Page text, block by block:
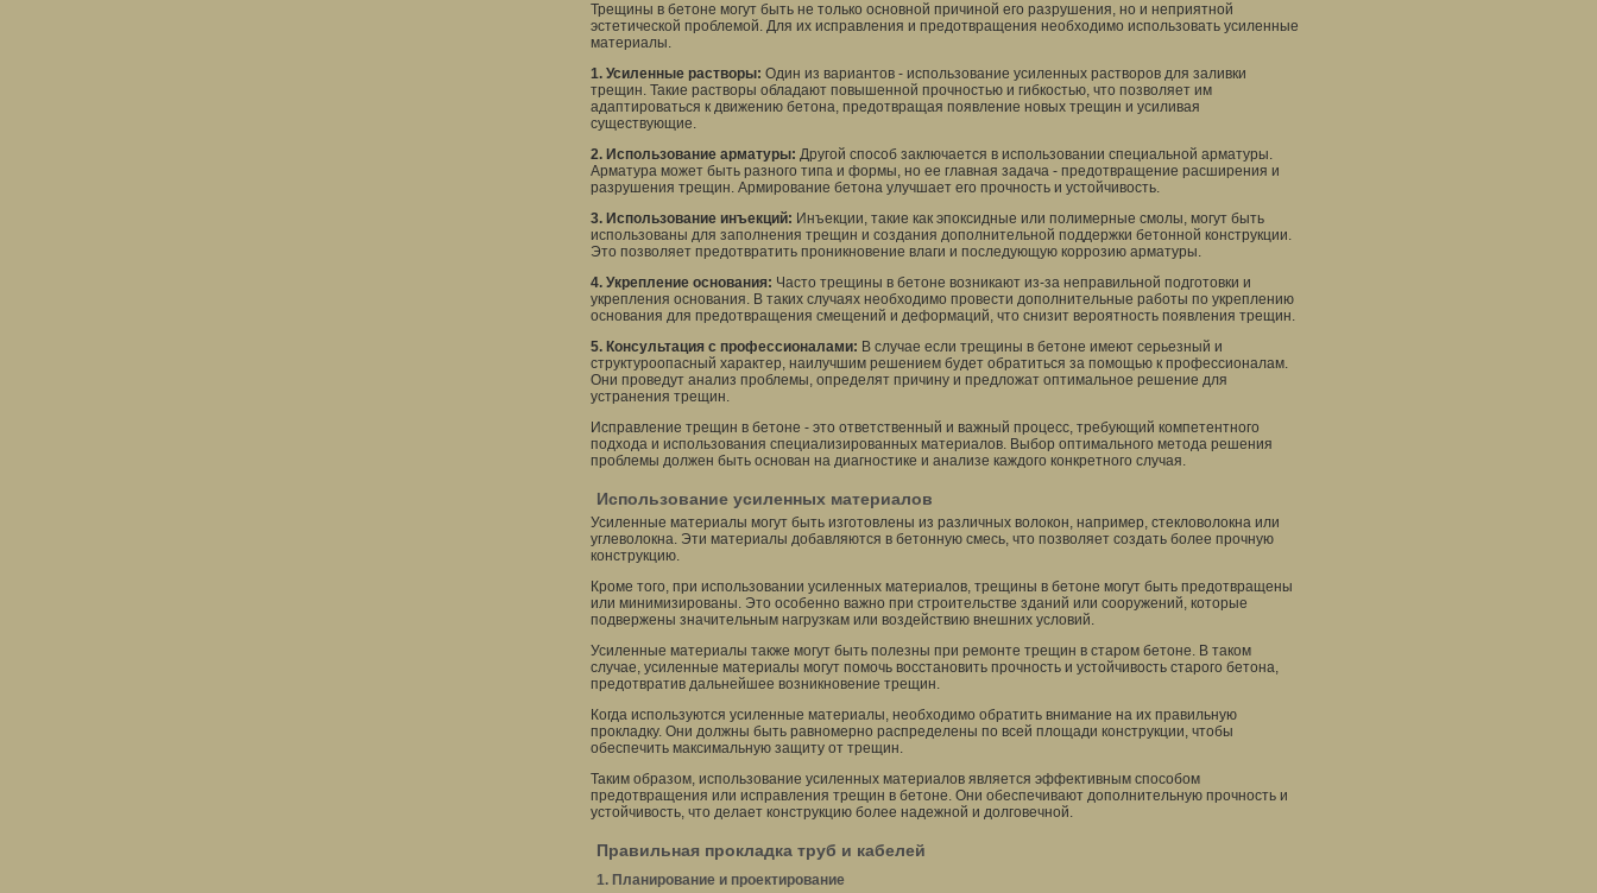
Трещины в бетоне могут быть не только основной причиной его разрушения, но и неприятной
эстетической проблемой. Для их исправления и предотвращения необходимо использовать усиленные
материалы.
1. Усиленные растворы: Один из вариантов - использование усиленных растворов для заливки
трещин. Такие растворы обладают повышенной прочностью и гибкостью, что позволяет им
адаптироваться к движению бетона, предотвращая появление новых трещин и усиливая
существующие.
2. Использование арматуры: Другой способ заключается в использовании специальной арматуры.
Арматура может быть разного типа и формы, но ее главная задача - предотвращение расширения и
разрушения трещин. Армирование бетона улучшает его прочность и устойчивость.
3. Использование инъекций: Инъекции, такие как эпоксидные или полимерные смолы, могут быть
использованы для заполнения трещин и создания дополнительной поддержки бетонной конструкции.
Это позволяет предотвратить проникновение влаги и последующую коррозию арматуры.
4. Укрепление основания: Часто трещины в бетоне возникают из-за неправильной подготовки и
укрепления основания. В таких случаях необходимо провести дополнительные работы по укреплению
основания для предотвращения смещений и деформаций, что снизит вероятность появления трещин.
5. Консультация с профессионалами: В случае если трещины в бетоне имеют серьезный и
структуроопасный характер, наилучшим решением будет обратиться за помощью к профессионалам.
Они проведут анализ проблемы, определят причину и предложат оптимальное решение для
устранения трещин.
Исправление трещин в бетоне - это ответственный и важный процесс, требующий компетентного
подхода и использования специализированных материалов. Выбор оптимального метода решения
проблемы должен быть основан на диагностике и анализе каждого конкретного случая.
Использование усиленных материалов
Усиленные материалы могут быть изготовлены из различных волокон, например, стекловолокна или
углеволокна. Эти материалы добавляются в бетонную смесь, что позволяет создать более прочную
конструкцию.
Кроме того, при использовании усиленных материалов, трещины в бетоне могут быть предотвращены
или минимизированы. Это особенно важно при строительстве зданий или сооружений, которые
подвержены значительным нагрузкам или воздействию внешних условий.
Усиленные материалы также могут быть полезны при ремонте трещин в старом бетоне. В таком
случае, усиленные материалы могут помочь восстановить прочность и устойчивость старого бетона,
предотвратив дальнейшее возникновение трещин.
Когда используются усиленные материалы, необходимо обратить внимание на их правильную
прокладку. Они должны быть равномерно распределены по всей площади конструкции, чтобы
обеспечить максимальную защиту от трещин.
Таким образом, использование усиленных материалов является эффективным способом
предотвращения или исправления трещин в бетоне. Они обеспечивают дополнительную прочность и
устойчивость, что делает конструкцию более надежной и долговечной.
Правильная прокладка труб и кабелей
1. Планирование и проектирование